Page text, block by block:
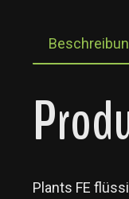
Plants FE